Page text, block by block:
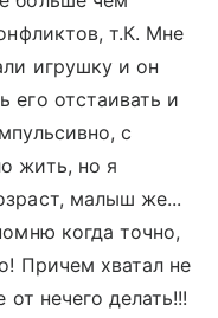
т.К. Мне
игрушку и он
его отстаивать и
с
жить, но я
малыш же...
когда точно,
Причем хватал не
нечего делать!!!